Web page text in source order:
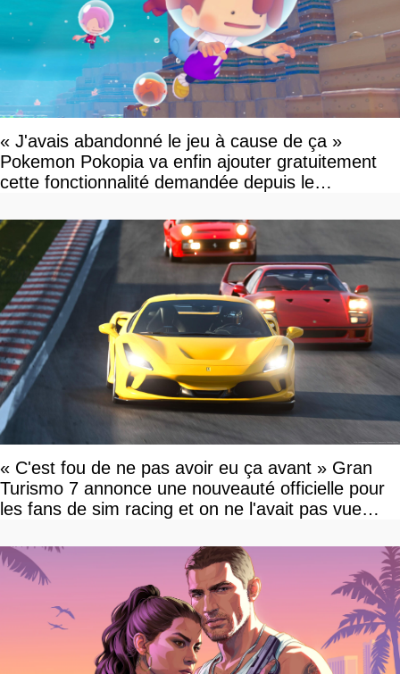
« J'avais abandonné le jeu à cause de ça »
Pokemon Pokopia va enfin ajouter gratuitement
cette fonctionnalité demandée depuis le
« C'est fou de ne pas avoir eu ça avant » Gran
Turismo 7 annonce une nouveauté officielle pour
les fans de sim racing et on ne l'avait pas vue